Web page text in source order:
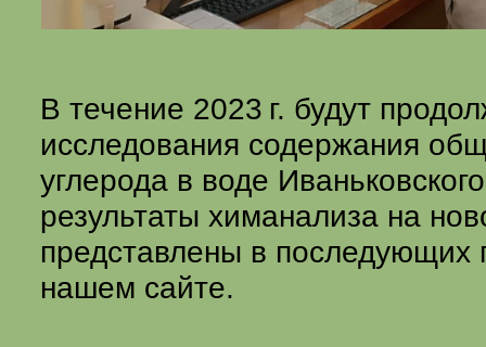
В течение 2023 г. будут
исследования содержания
углерода в воде
результаты химанализа на
представлены в последующих
нашем сайте.